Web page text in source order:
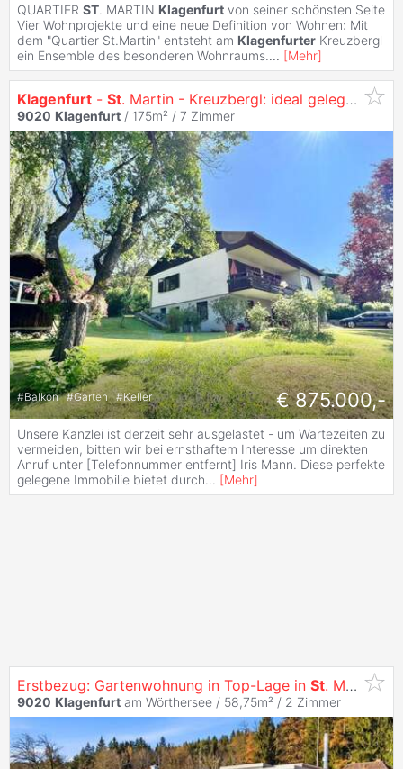
QUARTIER ST. MARTIN Klagenfurt von seiner schönsten Seite
Vier Wohnprojekte und eine neue Definition von Wohnen: Mit
dem "Quartier St.Martin" entsteht am Klagenfurter Kreuzbergl
ein Ensemble des besonderen Wohnraums.... [Mehr]
Klagenfurt - St. Martin - Kreuzbergl: ideal gelegen Immobilie mit TOP POTENTIAL
9020 Klagenfurt / 175m² / 7 Zimmer
#Balkon #Garten #Keller € 875.000,-
Unsere Kanzlei ist derzeit sehr ausgelastet - um Wartezeiten zu
vermeiden, bitten wir bei ernsthaftem Interesse um direkten
Anruf unter [Telefonnummer entfernt] Iris Mann. Diese perfekte
gelegene Immobilie bietet durch... [Mehr]
Erstbezug: Gartenwohnung in Top-Lage in St. Martin - sofort verfügbar!
9020 Klagenfurt am Wörthersee / 58,75m² / 2 Zimmer